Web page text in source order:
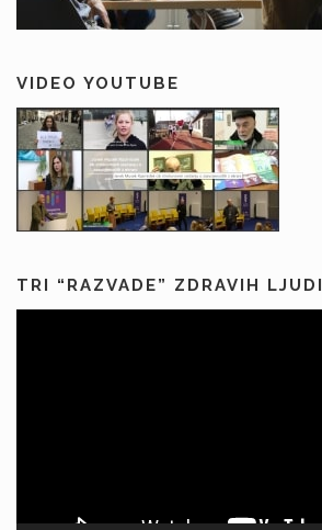
VIDEO YOUTUBE
TRI “RAZVADE” ZDRAVIH LJUDI